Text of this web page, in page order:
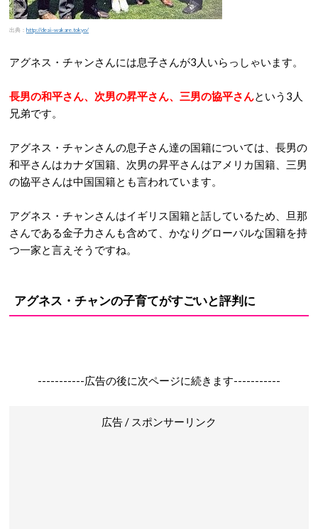
出典： http://deai-wakare.tokyo/
アグネス・チャンさんには息子さんが3人いらっしゃいます。
長男の和平さん、次男の昇平さん、三男の協平さんという3人
兄弟です。
アグネス・チャンさんの息子さん達の国籍については、長男の
和平さんはカナダ国籍、次男の昇平さんはアメリカ国籍、三男
の協平さんは中国国籍とも言われています。
アグネス・チャンさんはイギリス国籍と話しているため、旦那
さんである金子力さんも含めて、かなりグローバルな国籍を持
つ一家と言えそうですね。
アグネス・チャンの子育てがすごいと評判に
-----------広告の後に次ページに続きます-----------
広告 / スポンサーリンク